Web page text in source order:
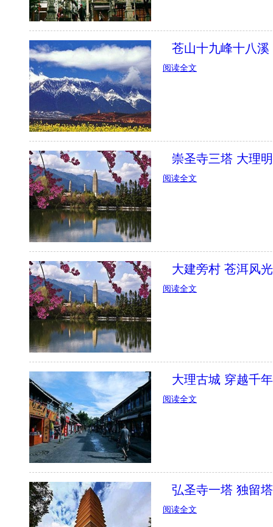
苍山十九峰十八
阅读全文
崇圣寺三塔 大理
阅读全文
大建旁村 苍洱风
阅读全文
大理古城 穿越千
阅读全文
弘圣寺一塔 独留
阅读全文